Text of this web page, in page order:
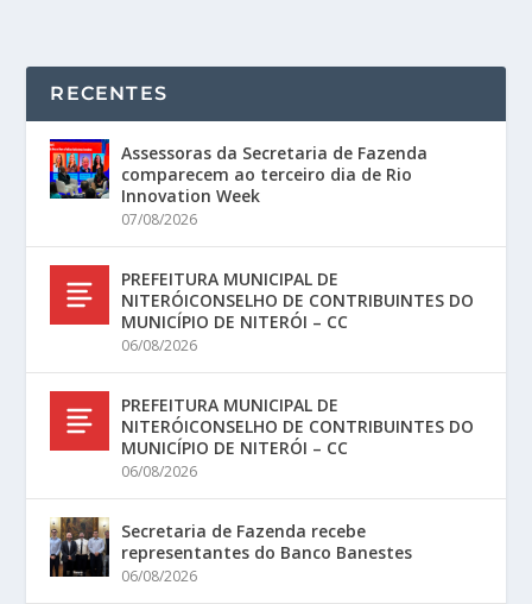
RECENTES
Assessoras da Secretaria de Fazenda
comparecem ao terceiro dia de Rio
Innovation Week
07/08/2026
PREFEITURA MUNICIPAL DE
NITERÓICONSELHO DE CONTRIBUINTES DO
MUNICÍPIO DE NITERÓI – CC
06/08/2026
PREFEITURA MUNICIPAL DE
NITERÓICONSELHO DE CONTRIBUINTES DO
MUNICÍPIO DE NITERÓI – CC
06/08/2026
Secretaria de Fazenda recebe
representantes do Banco Banestes
06/08/2026